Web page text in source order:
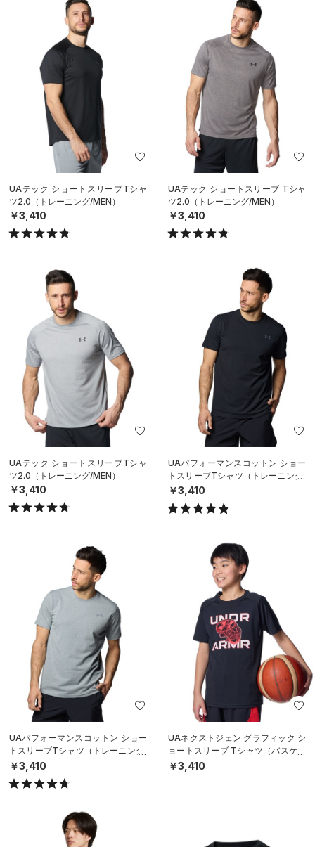
UAテック ショートスリーブTシャ
ツ2.0（トレーニング/MEN）
￥3,410
UAテック ショートスリーブ Tシャ
ツ2.0（トレーニング/MEN）
￥3,410
UAテック ショートスリーブTシャ
ツ2.0（トレーニング/MEN）
￥3,410
UAパフォーマンスコットン ショー
トスリーブTシャツ（トレーニング/
MEN）
￥3,410
UAパフォーマンスコットン ショー
トスリーブTシャツ（トレーニング/
MEN）
￥3,410
UAネクストジェン グラフィック シ
ョートスリーブ Tシャツ（バスケッ
トボール/BOYS）
￥3,410